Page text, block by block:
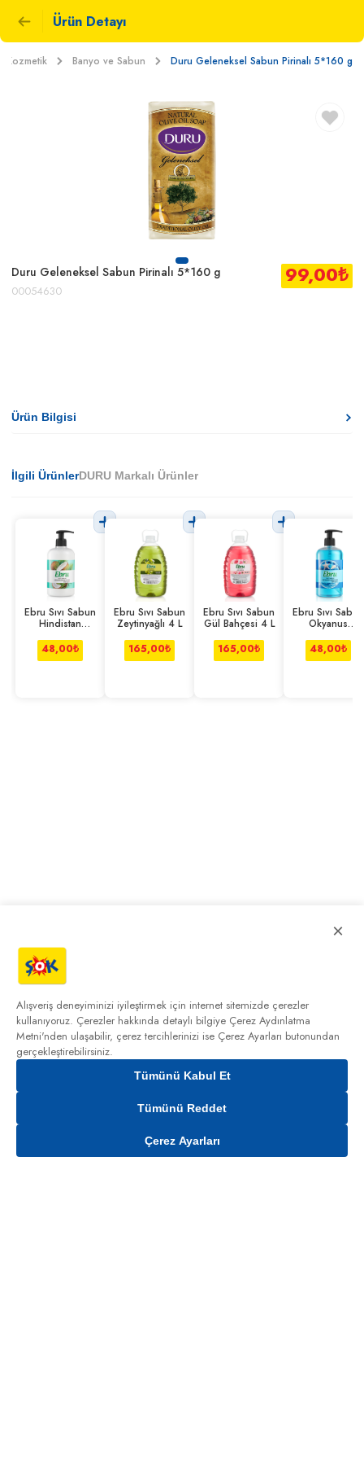
Ürün Detayı
Kozmetik Banyo ve Sabun Duru Geleneksel Sabun Pirinalı 5*160 g
Duru Geleneksel Sabun Pirinalı 5*160 g
00054630
99,00₺
Gelince Haber Ver
Ürün Bilgisi
İlgili ÜrünlerDURU Markalı Ürünler
Ebru Sıvı Sabun
Hindistan
48,00₺
Ebru Sıvı Sabun
Zeytinyağlı 4 L
165,00₺
Ebru Sıvı Sabun
Gül Bahçesi 4 L
165,00₺
Ebru Sıvı Sabun
Okyanus
48,00₺
×
Alışveriş deneyiminizi iyileştirmek için internet sitemizde çerezler
kullanıyoruz. Çerezler hakkında detaylı bilgiye Çerez Aydınlatma
Metni'nden ulaşabilir, çerez tercihlerinizi ise Çerez Ayarları butonundan
gerçekleştirebilirsiniz.
Tümünü Kabul Et
Tümünü Reddet
Çerez Ayarları